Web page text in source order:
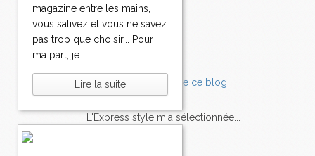
magazine entre les mains,
vous salivez et vous ne savez
pas trop que choisir... Pour
ma part, je...
Lire la suite
Pâtes
Tomates
Balade
L'Express style m'a sélectionnée...